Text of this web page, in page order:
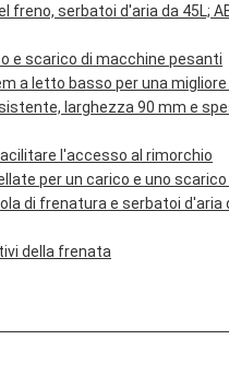
freno, serbatoi d'aria da 45L;
e scarico di macchine pesanti
a letto basso per una
larghezza 90 mm e
l'accesso al rimorchio
per un carico e uno
di frenatura e serbatoi d'aria
della frenata